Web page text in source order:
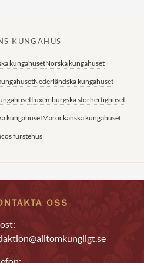
KUNGAHUS
kungahusetNorska kungahuset
Nederländska kungahuset
Luxemburgska storhertighuset
kungahusetMarockanska kungahuset
furstehus
OSS